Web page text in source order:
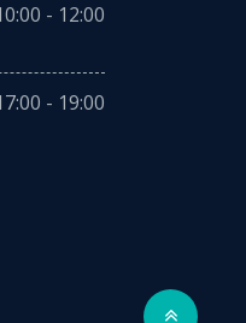
- 12:00
- 19:00